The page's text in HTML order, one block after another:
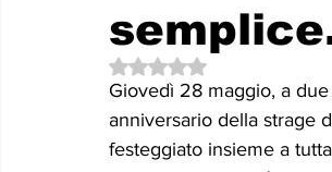
Con gli occhi di uno Zoomer
Le memorie di donna Prizzita.
Valutazione NaN stelle su
Giovedì 28 maggio, a
anniversario della strage
festeggiato insieme a